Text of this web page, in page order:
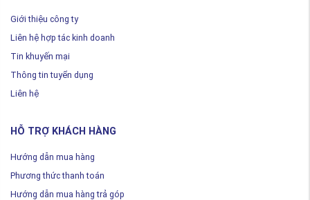
Giới thiệu công ty
Liên hệ hợp tác kinh doanh
Tin khuyến mại
Thông tin tuyển dụng
Liên hệ
HỖ TRỢ KHÁCH HÀNG
Hướng dẫn mua hàng
Phương thức thanh toán
Hướng dẫn mua hàng trả góp